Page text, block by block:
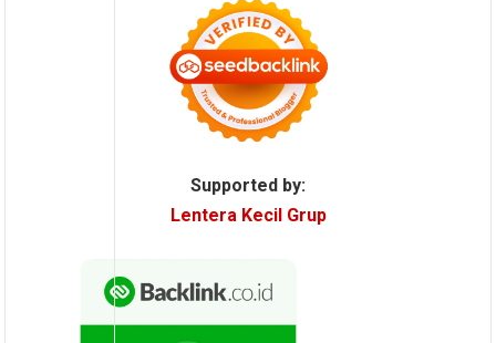
Supported by:
Lentera Kecil Grup